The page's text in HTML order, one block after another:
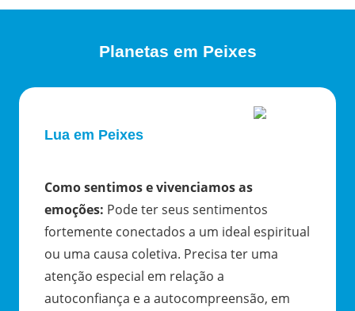
Planetas em Peixes
Lua em Peixes
Como sentimos e vivenciamos as
emoções: Pode ter seus sentimentos
fortemente conectados a um ideal espiritual
ou uma causa coletiva. Precisa ter uma
atenção especial em relação a
autoconfiança e a autocompreensão, em